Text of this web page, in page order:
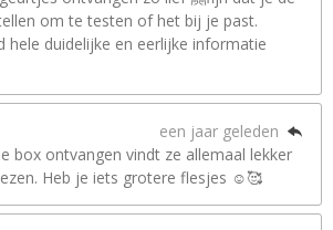
om te testen of het bij je past.
hele duidelijke en eerlijke informatie
een jaar geleden
box ontvangen vindt ze allemaal lekker
Heb je iets grotere flesjes ☺️🥰